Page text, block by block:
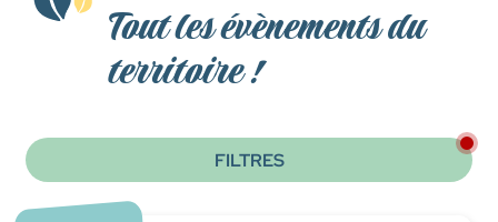
Tout les évènements du
territoire !
FILTRES